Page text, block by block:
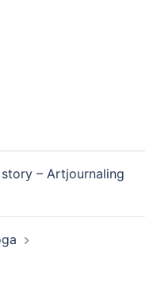
– Artjournaling